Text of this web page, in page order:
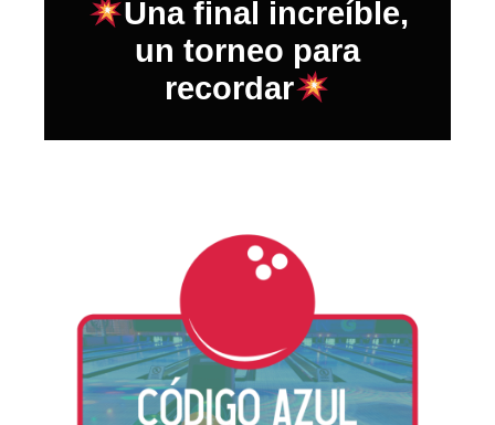
Una final increíble,
un torneo para
recordar